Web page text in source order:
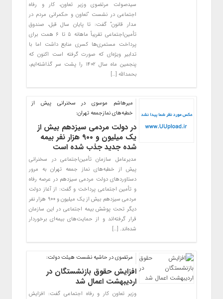
سیدصولت مرتضوی وزیر تعاون، کار و رفاه
اجتماعی در نشست “تعاون و حکمرانی مردم در
مدار قانون” گفت: تا پایان سال قبل، صندوق
تأمین‌اجتماعی تقریباً ماهانه ۵ تا ۶ همت برای
پرداخت مستمری‌ها کسری منابع داشت اما با
تدابیر ویژه‌ای که صورت گرفته است اکنون که
پنجمین ماه سال ۱۴۰۲ را پشت سر گذاشته‌ایم،
بحمدالله […]
میرهاشم موسوی در سخنرانی پیش از
خطبه‎‌های نمازجمعه تهران:
در دولت مردمی سیزدهم بیش از
یک میلیون و ۹۰۰ هزار نفر بیمه
شده جدید جذب شده است
مدیرعامل سازمان تأمین‌اجتماعی در سخنرانی
پیش از خطبه‌های نماز جمعه تهران به مرور
دستاوردهای دولت مردمی سیزدهم در عرصه رفاه
و تأمین اجتماعی پرداخت و گفت: از آغاز دولت
مردمی سیزدهم بیش از یک میلیون و ۹۰۰ هزار نفر
دیگر تحت پوشش بیمه اجتماعی در این سازمان
قرار گرفته‌اند و از حمایت‌های بیمه‌ای برخوردار
شده‌اند. […]
مرتضوی در حاشیه نشست هیئت دولت:
افزایش حقوق‌ بازنشستگان در
اردیبهشت اعمال شد
وزیر تعاون کار و رفاه اجتماعی گفت: افزایش